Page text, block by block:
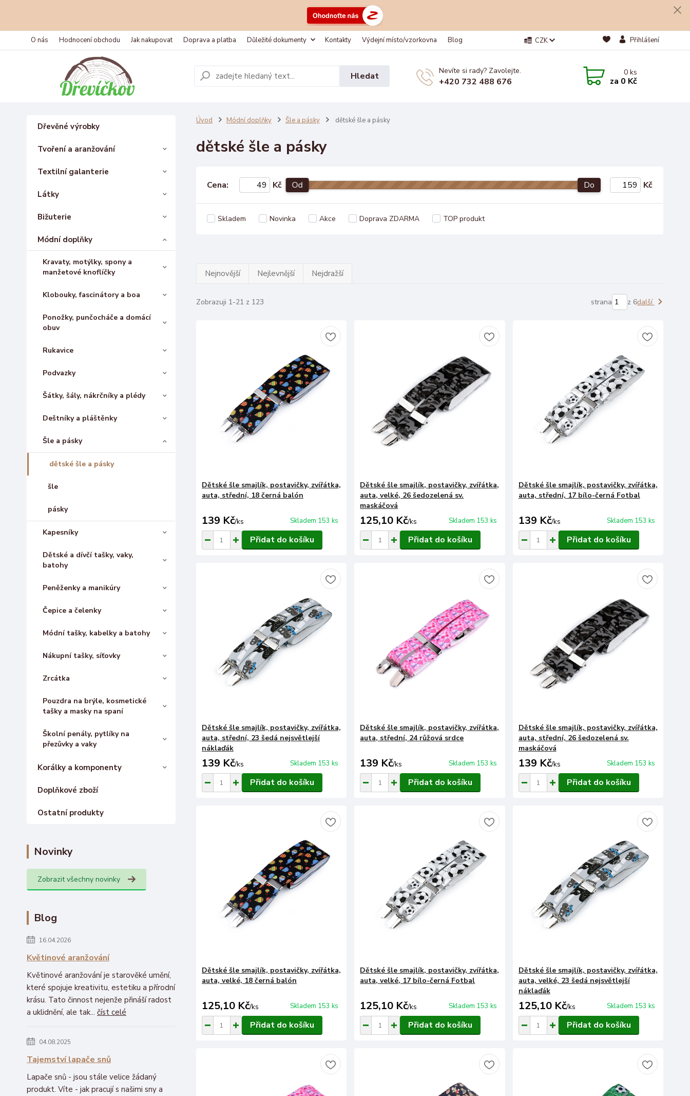
O nás Hodnocení obchodu Jak nakupovat Doprava a platba Důležité dokumenty Kontakty Výdejní místo/vzorkovna Blog CZK Přihlášení
Hledat Nevíte si rady? Zavolejte.
+420 732 488 676
0ks
za 0 Kč
Dřevěné výrobky
Tvoření a aranžování
Textilní galanterie
Látky
Bižuterie
Módní doplňky
Kravaty, motýlky, spony a
manžetové knoflíčky
Klobouky, fascinátory a boa
Ponožky, punčocháče a domácí
obuv
Rukavice
Podvazky
Šátky, šály, nákrčníky a plédy
Deštníky a pláštěnky
Šle a pásky
dětské šle a pásky
šle
pásky
Kapesníky
Dětské a dívčí tašky, vaky,
batohy
Peněženky a manikúry
Čepice a čelenky
Módní tašky, kabelky a batohy
Nákupní tašky, síťovky
Zrcátka
Pouzdra na brýle, kosmetické
tašky a masky na spaní
Školní penály, pytlíky na
přezůvky a vaky
Korálky a komponenty
Doplňkové zboží
Ostatní produkty
Novinky
Zobrazit všechny novinky
Blog
16.04.2026
Květinové aranžování
Květinové aranžování je starověké umění,
které spojuje kreativitu, estetiku a přírodní
krásu. Tato činnost nejenže přináší radost
a uklidnění, ale tak... číst celé
04.08.2025
Tajemství lapače snů
Lapače snů - jsou stále velice žádaný
produkt. Víte - jak pracují s našimi sny a
Úvod Módní doplňky Šle a pásky dětské šle a pásky
dětské šle a pásky
Cena: Kč Od Do Kč
Skladem Novinka Akce Doprava ZDARMA TOP produkt
Nejnovější Nejlevnější Nejdražší
Zobrazuji 1-21 z 123 strana z 6další
Dětské šle smajlík, postavičky, zvířátka,
auta, střední, 18 černá balón
139 Kč/ks Skladem 153 ks
Přidat do košíku
Dětské šle smajlík, postavičky, zvířátka,
auta, velké, 26 šedozelená sv.
maskáčová
125,10 Kč/ks Skladem 153 ks
Přidat do košíku
Dětské šle smajlík, postavičky, zvířátka,
auta, střední, 17 bílo-černá Fotbal
139 Kč/ks Skladem 153 ks
Přidat do košíku
Dětské šle smajlík, postavičky, zvířátka,
auta, střední, 23 šedá nejsvětlejší
náklaďák
139 Kč/ks Skladem 153 ks
Přidat do košíku
Dětské šle smajlík, postavičky, zvířátka,
auta, střední, 24 růžová srdce
139 Kč/ks Skladem 153 ks
Přidat do košíku
Dětské šle smajlík, postavičky, zvířátka,
auta, střední, 26 šedozelená sv.
maskáčová
139 Kč/ks Skladem 153 ks
Přidat do košíku
Dětské šle smajlík, postavičky, zvířátka,
auta, velké, 18 černá balón
125,10 Kč/ks Skladem 153 ks
Přidat do košíku
Dětské šle smajlík, postavičky, zvířátka,
auta, velké, 17 bílo-černá Fotbal
125,10 Kč/ks Skladem 153 ks
Přidat do košíku
Dětské šle smajlík, postavičky, zvířátka,
auta, velké, 23 šedá nejsvětlejší
náklaďák
125,10 Kč/ks Skladem 153 ks
Přidat do košíku